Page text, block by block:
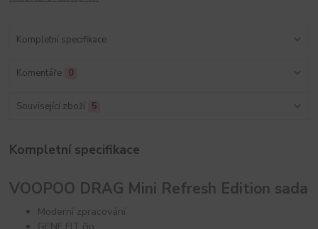
Kompletní specifikace
Komentáře 0
Související zboží 5
Kompletní specifikace
VOOPOO DRAG Mini Refresh Edition sada
Moderní zpracování